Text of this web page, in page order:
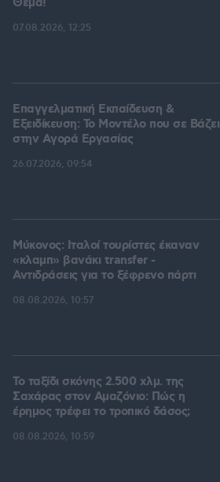
Θέμα!
07.08.2026, 12:25
Επαγγελματική Εκπαίδευση &
Εξειδίκευση: Το Mοντέλο που σε Bάζει
στην Aγορά Eργασίας
26.07.2026, 09:54
Μύκονος: Ιταλοί τουρίστες έκαναν
«κλαμπ» βανάκι transfer -
Αντιδράσεις για το ξέφρενο πάρτι
08.08.2026, 10:57
Το ταξίδι σκόνης 2.500 χλμ. της
Σαχάρας στον Αμαζόνιο: Πώς η
έρημος τρέφει το τροπικό δάσος;
08.08.2026, 10:59